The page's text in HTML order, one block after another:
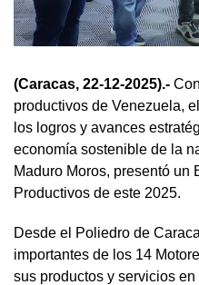
(Caracas, 22-12-2025).-
productivos de Venezuela,
los logros y avances
economía sostenible de la
Maduro Moros, presentó un
Productivos de este 2025.
Desde el Poliedro de
importantes de los 14
sus productos y servicios